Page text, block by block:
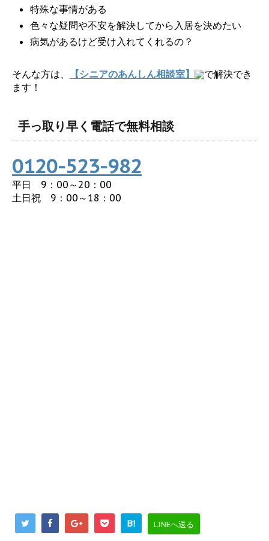
特殊な事情がある
色々な疑問や不安を解決してから入居を決めたい
病気があるけど受け入れてくれるの？
そんな方は、 【シニアのあんしん相談室】
で解決でき
ます！
手っ取り早く電話で無料相談
0120-523-982
平日 9：00～20：00
土日祝 9：00～18：00
B! LINEへ送る